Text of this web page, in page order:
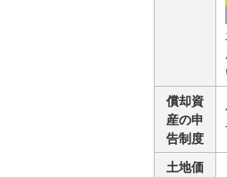
償却資
産の申
告制度
土地価